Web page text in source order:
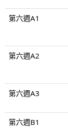
第六週A1
第六週A2
第六週A3
第六週B1